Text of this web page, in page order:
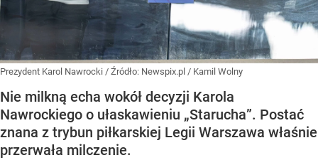
Prezydent Karol Nawrocki / Źródło: Newspix.pl / Kamil Wolny
Nie milkną echa wokół decyzji Karola
Nawrockiego o ułaskawieniu „Starucha”. Postać
znana z trybun piłkarskiej Legii Warszawa właśnie
przerwała milczenie.